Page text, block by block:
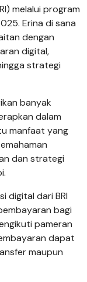
melalui program
Erina di sana
dengan
digital,
strategi
banyak
dalam
manfaat yang
dan strategi
digital dari BRI
bagi
pameran
dapat
maupun